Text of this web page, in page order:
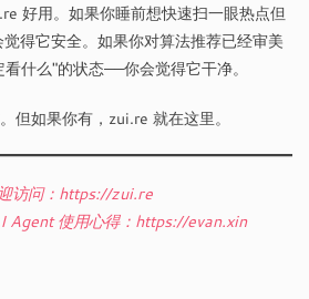
好用。如果你睡前想快速扫一眼热点但
得它安全。如果你对算法推荐已经审美
什么"的状态——你会觉得它干净。
但如果你有，zui.re 就在这里。
访问：https://zui.re
Agent 使用心得：https://evan.xin